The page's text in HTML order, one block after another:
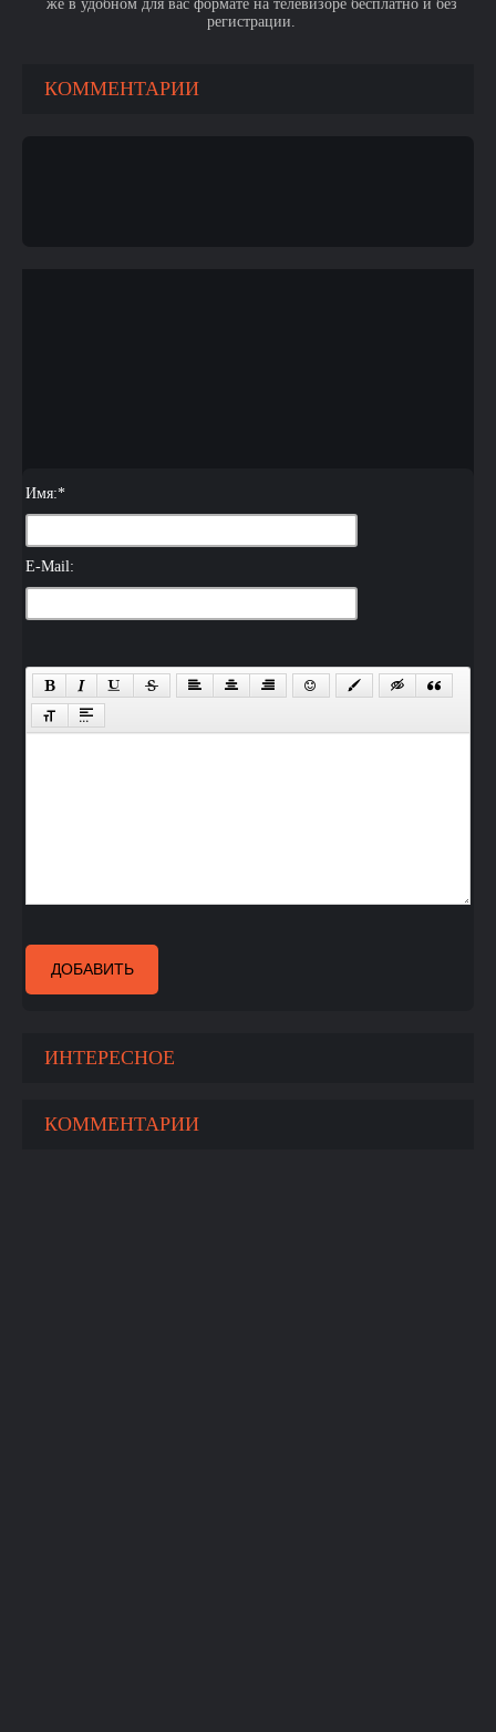
же в удобном для вас формате на телевизоре бесплатно и без
регистрации.
КОММЕНТАРИИ
Имя:*
E-Mail:
ДОБАВИТЬ
ИНТЕРЕСНОЕ
КОММЕНТАРИИ